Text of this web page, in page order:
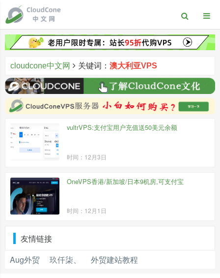
cloudcone中文网 关键词： 澳大利亚VPS
vultrVPS:支付宝用户充值送50美元余额
时间：12月3日
OneVPS香港/新加坡/日本9机房,可支付宝
时间：12月1日
友情链接
Aug外贸
玖仟柒、 外贸建站教程